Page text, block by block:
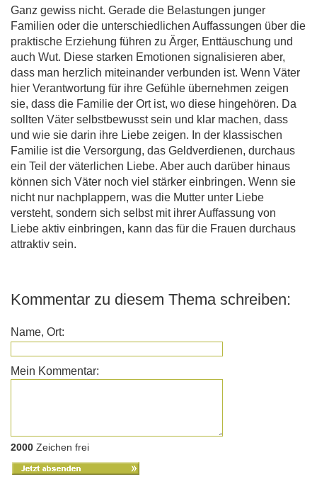
Ganz gewiss nicht. Gerade die Belastungen junger
Familien oder die unterschiedlichen Auffassungen über die
praktische Erziehung führen zu Ärger, Enttäuschung und
auch Wut. Diese starken Emotionen signalisieren aber,
dass man herzlich miteinander verbunden ist. Wenn Väter
hier Verantwortung für ihre Gefühle übernehmen zeigen
sie, dass die Familie der Ort ist, wo diese hingehören. Da
sollten Väter selbstbewusst sein und klar machen, dass
und wie sie darin ihre Liebe zeigen. In der klassischen
Familie ist die Versorgung, das Geldverdienen, durchaus
ein Teil der väterlichen Liebe. Aber auch darüber hinaus
können sich Väter noch viel stärker einbringen. Wenn sie
nicht nur nachplappern, was die Mutter unter Liebe
versteht, sondern sich selbst mit ihrer Auffassung von
Liebe aktiv einbringen, kann das für die Frauen durchaus
attraktiv sein.
Kommentar zu diesem Thema schreiben:
Name, Ort:
Mein Kommentar:
2000 Zeichen frei